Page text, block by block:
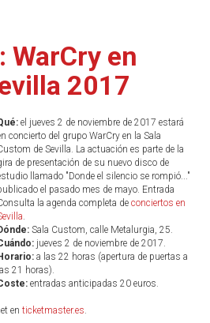
WarCry en
2017
el jueves 2 de noviembre de 2017 estará
concierto del grupo WarCry en la Sala
de Sevilla. La actuación es parte de la
de presentación de su nuevo disco de
llamado "Donde el silencio se rompió..."
el pasado mes de mayo. Entrada
la agenda completa de conciertos en
.
Sala Custom, calle Metalurgia, 25.
jueves 2 de noviembre de 2017.
a las 22 horas (apertura de puertas a
las 21 horas).
entradas anticipadas 20 euros.
en ticketmaster.es.